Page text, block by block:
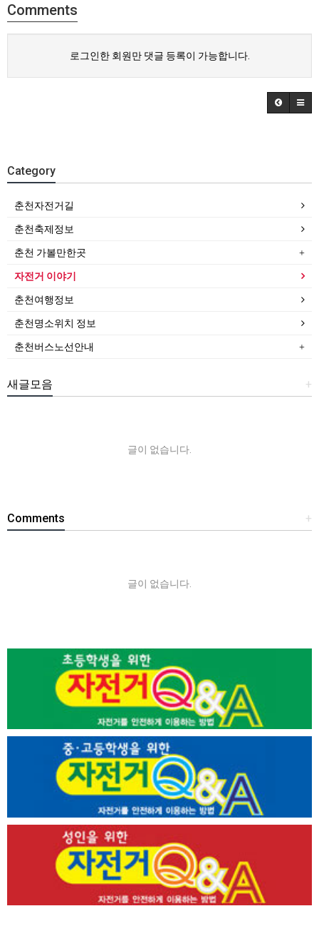
Comments
로그인한 회원만 댓글 등록이 가능합니다.
Category
춘천자전거길
춘천축제정보
춘천 가볼만한곳
자전거 이야기
춘천여행정보
춘천명소위치 정보
춘천버스노선안내
+
새글모음
글이 없습니다.
+
Comments
글이 없습니다.